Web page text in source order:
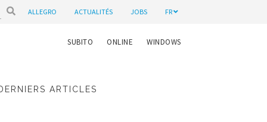
ALLEGRO ACTUALITÉS JOBS FR
SUBITO ONLINE WINDOWS
ARTICLES